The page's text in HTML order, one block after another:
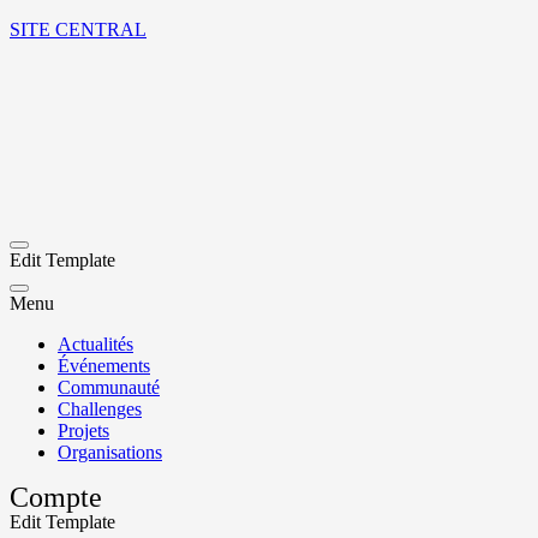
SITE CENTRAL
Edit Template
Menu
Actualités
Événements
Communauté
Challenges
Projets
Organisations
Compte
Edit Template